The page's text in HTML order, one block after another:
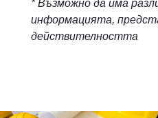
* Възможно да има
информацията,
действителността